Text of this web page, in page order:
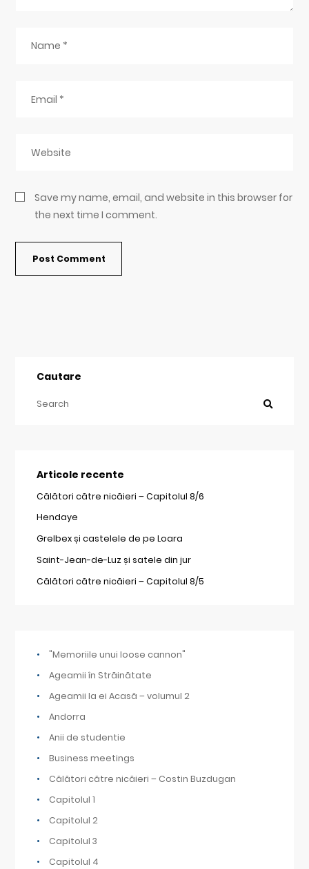
Save my name, email, and website in this browser for
the next time I comment.
Cautare
Articole recente
Călători către nicăieri – Capitolul 8/6
Hendaye
Grelbex și castelele de pe Loara
Saint-Jean-de-Luz și satele din jur
Călători către nicăieri – Capitolul 8/5
"Memoriile unui loose cannon"
Ageamii în Străinătate
Ageamii la ei Acasă – volumul 2
Andorra
Anii de studentie
Business meetings
Călători către nicăieri – Costin Buzdugan
Capitolul 1
Capitolul 2
Capitolul 3
Capitolul 4